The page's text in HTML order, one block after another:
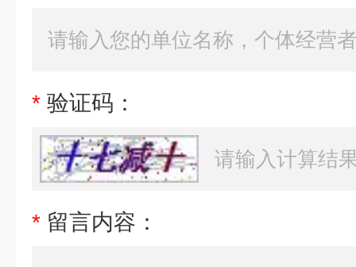
* 验证码：
* 留言内容：